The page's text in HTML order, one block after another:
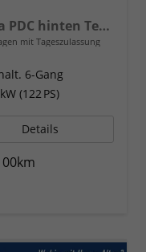
Essential neues Modell Klima PDC hinten Tempomat 16 Zoll Stahlr.
mit Tageszulassung
6-Gang
(122 PS)
Details